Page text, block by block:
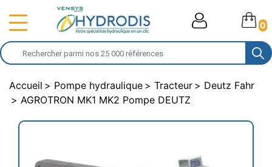
0
Accueil Pompe hydraulique Tracteur
Deutz Fahr
AGROTRON MK1 MK2 Pompe DEUTZ